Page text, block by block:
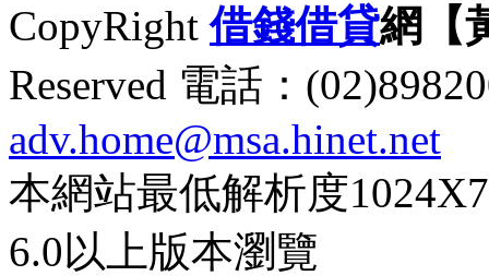
CopyRight借錢借貸網【
Reserved 電話：
adv.home@msa.hinet.net
本網站最低解析度
6.0以上版本瀏覽